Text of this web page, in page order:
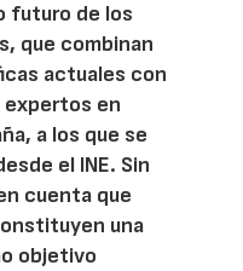
futuro de los
que combinan
actuales con
expertos en
a los que se
el INE. Sin
cuenta que
una
objetivo